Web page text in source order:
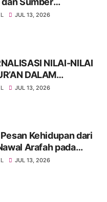
JUL 13, 2026
NILAI-NILAI
DALAM
HAFIDZUL
JUL 13, 2026
Kehidupan dari
Arafah pada
JMQH Kabupaten
JUL 13, 2026